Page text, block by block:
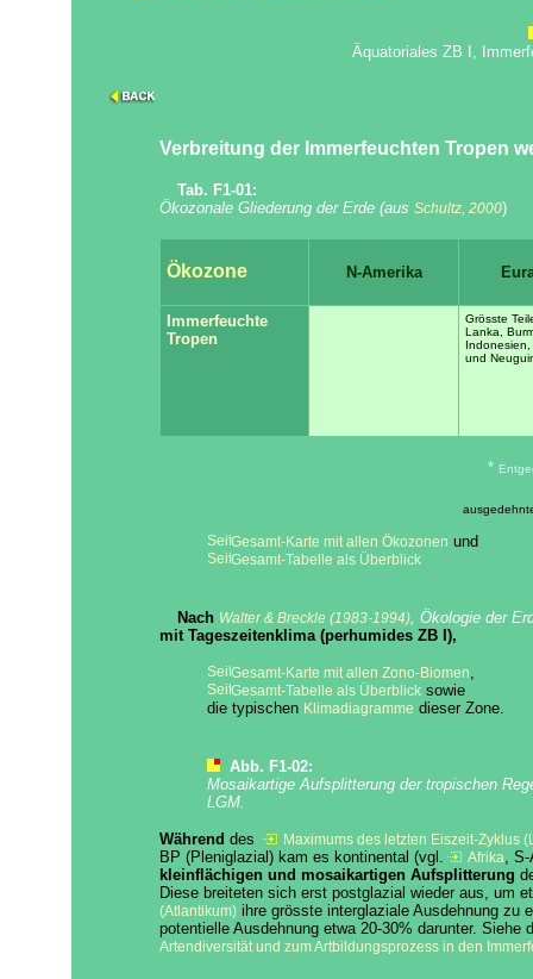
Äquatoriales ZB I,
Verbreitung der Immerfeuchten Tropen
Tab. F1-01:
Ökozonale Gliederung der Erde (aus Schultz, 2000)
Ökozone N-Amerika
Immerfeuchte
Tropen
Grösste
Lanka,
und
*
Gesamt-Karte mit allen Ökozonen und
Gesamt-Tabelle als Überblick
Nach Walter & Breckle (1983-1994), Ökologie der
mit Tageszeitenklima (perhumides ZB I),
Gesamt-Karte mit allen Zono-Biomen,
Gesamt-Tabelle als Überblick sowie
die typischen Klimadiagramme dieser Zone.
Abb. F1-02:
Mosaikartige Aufsplitterung der tropischen
LGM.
Während des Maximums des letzten Eiszeit-Zyklus
BP (Pleniglazial) kam es kontinental (vgl. Afrika, S-
kleinflächigen und mosaikartigen Aufsplitterung
Diese breiteten sich erst postglazial wieder aus, um
(Atlantikum) ihre grösste interglaziale Ausdehnung zu
potentielle Ausdehnung etwa 20-30% darunter. Siehe
Artendiversität und zum Artbildungsprozess in den